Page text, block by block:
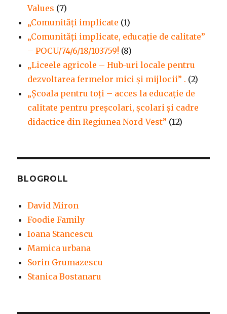
Values (7)
„Comunități implicate (1)
„Comunități implicate, educație de calitate”
– POCU/74/6/18/103759! (8)
„Liceele agricole – Hub-uri locale pentru
dezvoltarea fermelor mici şi mijlocii” . (2)
„Școala pentru toți – acces la educație de
calitate pentru preșcolari, școlari și cadre
didactice din Regiunea Nord-Vest” (12)
BLOGROLL
David Miron
Foodie Family
Ioana Stancescu
Mamica urbana
Sorin Grumazescu
Stanica Bostanaru